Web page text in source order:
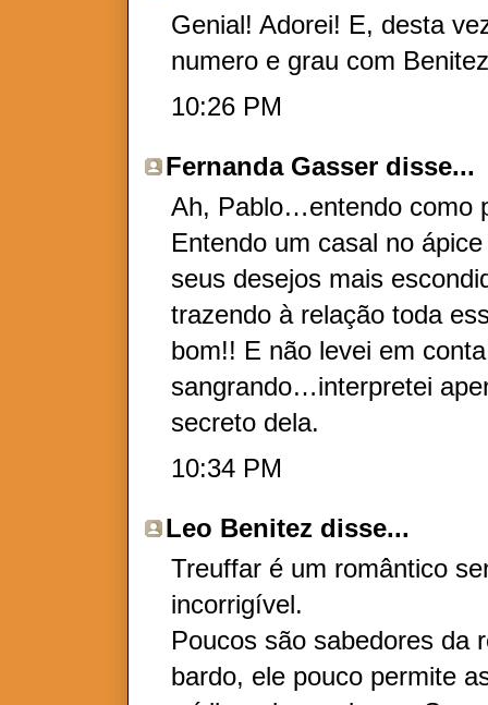
Genial! Adorei! E, desta
numero e grau com
10:26 PM
Fernanda Gasser disse...
Ah, Pablo…entendo como
Entendo um casal no
seus desejos mais
trazendo à relação toda
bom!! E não levei em
sangrando…interpretei
secreto dela.
10:34 PM
Leo Benitez disse...
Treuffar é um romântico
incorrigível.
Poucos são sabedores da
bardo, ele pouco permite